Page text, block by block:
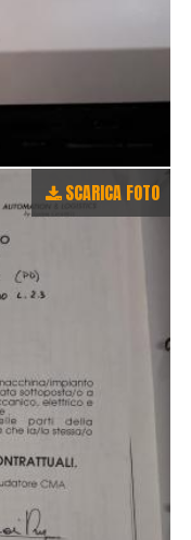
SCARICA FOTO